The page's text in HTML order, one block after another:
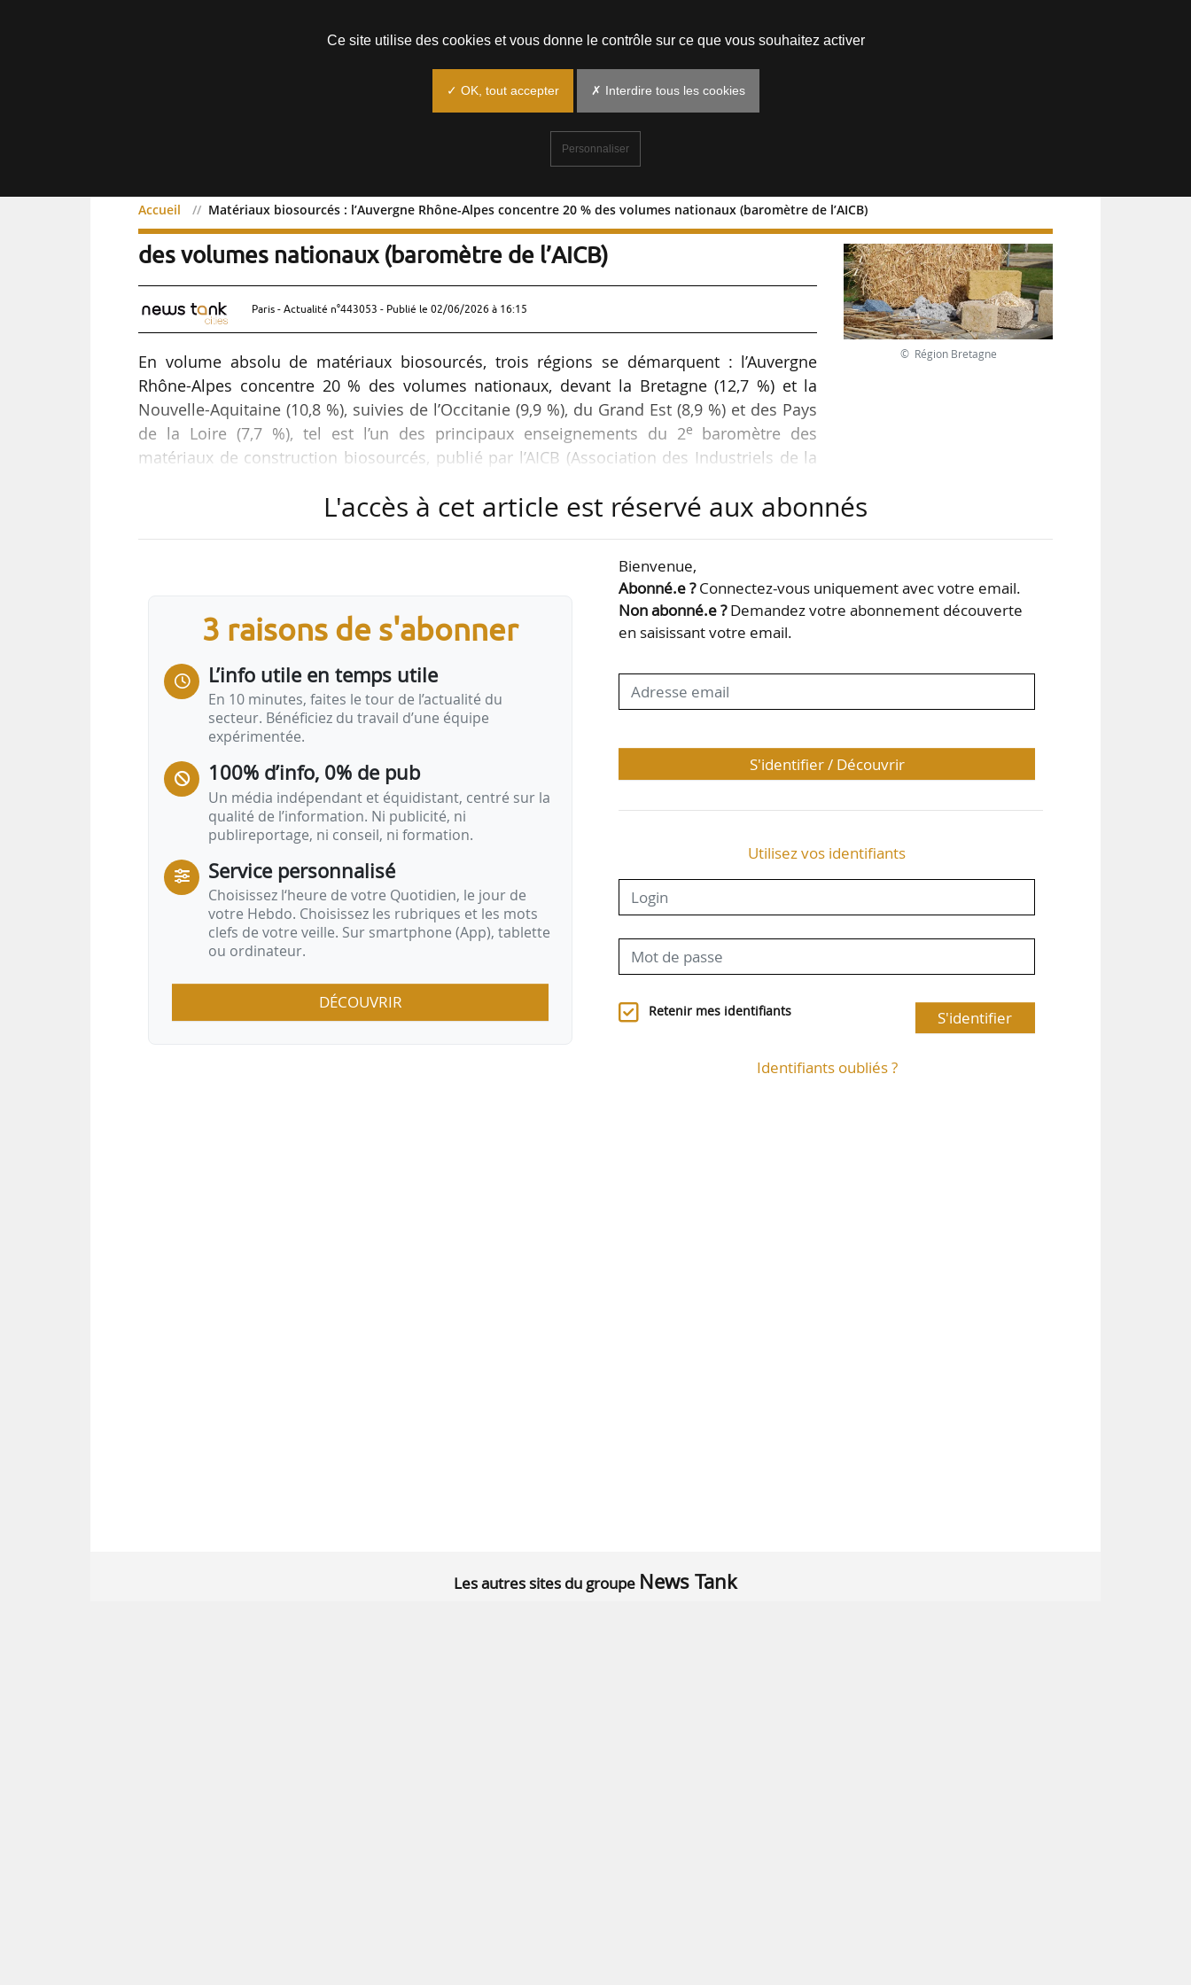
Accueil Matériaux biosourcés : l’Auvergne Rhône-Alpes concentre 20 % des volumes nationaux (baromètre de l’AICB)
Matériaux biosourcés : l’Auvergne Rhône-Alpes concentre 20 %
des volumes nationaux (baromètre de l’AICB)
Paris - Actualité n°443053 - Publié le 02/06/2026 à 16:15
En volume absolu de matériaux biosourcés, trois régions se démarquent : l’Auvergne
Rhône-Alpes concentre 20 % des volumes nationaux, devant la Bretagne (12,7 %) et la
Nouvelle-Aquitaine (10,8 %), suivies de l’Occitanie (9,9 %), du Grand Est (8,9 %) et des Pays
de la Loire (7,7 %), tel est l’un des principaux enseignements du 2e
baromètre des
matériaux de construction biosourcés, publié par l’AICB (Association des Industriels de la
« Rapportés en m² mis en œuvre par habitant, la Bretagne arrive largement en tête avec
0,9 m² mis en œuvre par habitant, devant l’Auvergne Rhône-Alpes (0,6 m²) et la Bourgogne-
Franche-Comté (0,5 m²), témoignant d’un ancrage culturel et…
© Région Bretagne
L'accès à cet article est réservé aux abonnés
3 raisons de s'abonner
L’info utile en temps utile
En 10 minutes, faites le tour de l’actualité du
secteur. Bénéficiez du travail d’une équipe
expérimentée.
100% d’info, 0% de pub
Un média indépendant et équidistant, centré sur la
qualité de l’information. Ni publicité, ni
publireportage, ni conseil, ni formation.
Service personnalisé
Choisissez l‘heure de votre Quotidien, le jour de
votre Hebdo. Choisissez les rubriques et les mots
clefs de votre veille. Sur smartphone (App), tablette
ou ordinateur.
DÉCOUVRIR
Bienvenue,
Abonné.e ?Connectez-vous uniquement avec votre email.
Non abonné.e ?Demandez votre abonnement découverte
en saisissant votre email.
S'identifier / Découvrir
Utilisez vos identifiants
Retenir mes identifiants S'identifier
Identifiants oubliés ?
Les autres sites du groupe News Tank
Ce site utilise des cookies et vous donne le contrôle sur ce que vous souhaitez activer
✓ OK, tout accepter ✗ Interdire tous les cookies
Personnaliser